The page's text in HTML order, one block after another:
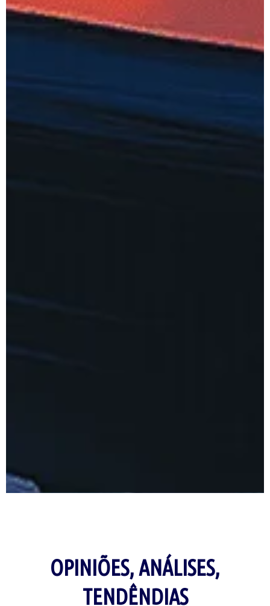
OPINIÕES, ANÁLISES,
TENDÊNDIAS